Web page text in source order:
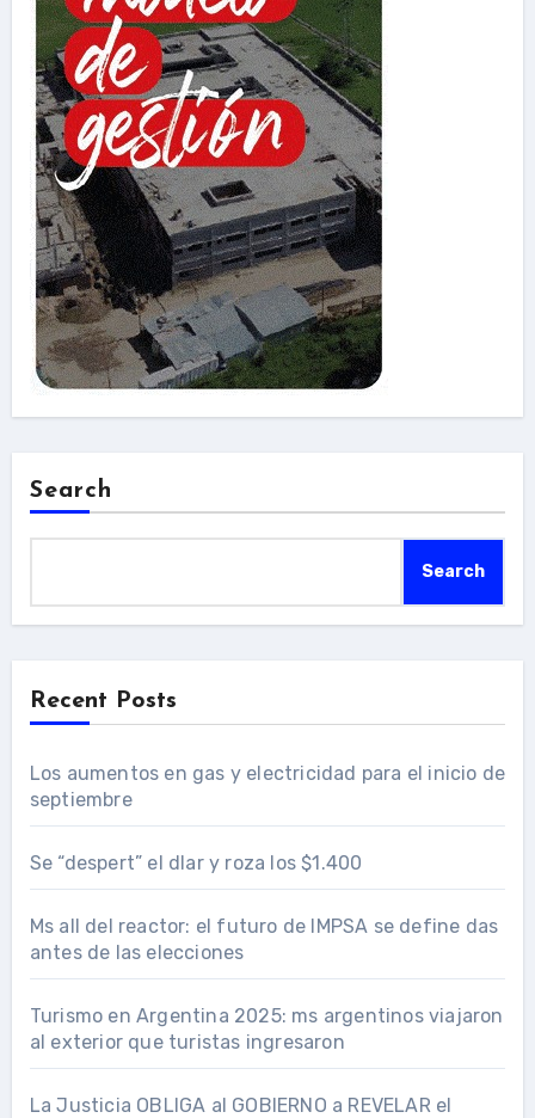
Search
Search
Recent Posts
Los aumentos en gas y electricidad para el inicio de
septiembre
Se “despert” el dlar y roza los $1.400
Ms all del reactor: el futuro de IMPSA se define das
antes de las elecciones
Turismo en Argentina 2025: ms argentinos viajaron
al exterior que turistas ingresaron
La Justicia OBLIGA al GOBIERNO a REVELAR el